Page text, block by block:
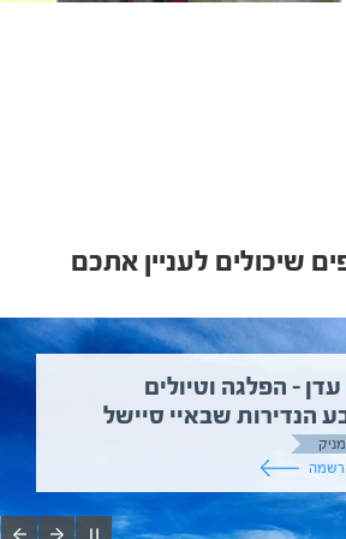
שיכולים לעניין אתכם
– הפלגה וטיולים
הנדירות שבאיי סיישל